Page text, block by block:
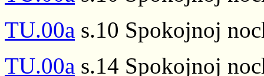
TU.00a s.10 Spokojnoj
TU.00a s.14 Spokojnoj